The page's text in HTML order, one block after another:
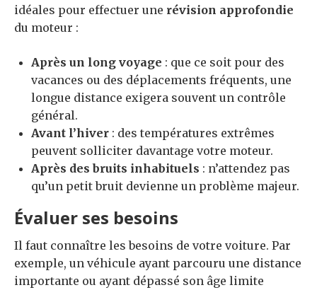
idéales pour effectuer une révision approfondie
du moteur :
Après un long voyage : que ce soit pour des
vacances ou des déplacements fréquents, une
longue distance exigera souvent un contrôle
général.
Avant l’hiver : des températures extrêmes
peuvent solliciter davantage votre moteur.
Après des bruits inhabituels : n’attendez pas
qu’un petit bruit devienne un problème majeur.
Évaluer ses besoins
Il faut connaître les besoins de votre voiture. Par
exemple, un véhicule ayant parcouru une distance
importante ou ayant dépassé son âge limite